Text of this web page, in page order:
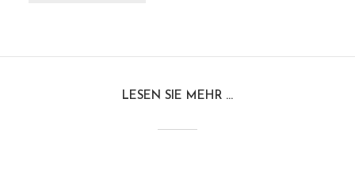
LESEN SIE MEHR ...